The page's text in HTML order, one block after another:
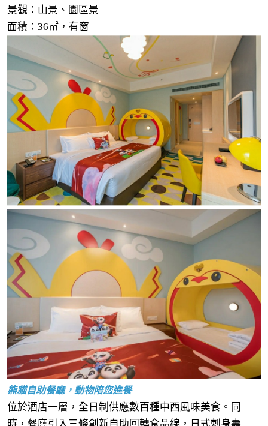
景觀：山景、園區景
面積：36㎡，有窗
熊貓自助餐廳，動物陪您進餐
位於酒店一層，全日制供應數百種中西風味美食。同